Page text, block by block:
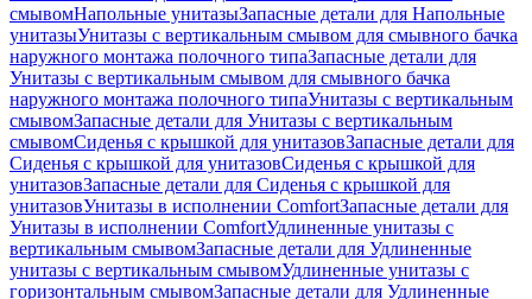
смывомНапольные унитазыЗапасные детали для Напольные
унитазыУнитазы с вертикальным смывом для смывного бачка
наружного монтажа полочного типаЗапасные детали для
Унитазы с вертикальным смывом для смывного бачка
наружного монтажа полочного типаУнитазы с вертикальным
смывомЗапасные детали для Унитазы с вертикальным
смывомСиденья с крышкой для унитазовЗапасные детали для
Сиденья с крышкой для унитазовСиденья с крышкой для
унитазовЗапасные детали для Сиденья с крышкой для
унитазовУнитазы в исполнении ComfortЗапасные детали для
Унитазы в исполнении ComfortУдлиненные унитазы с
вертикальным смывомЗапасные детали для Удлиненные
унитазы с вертикальным смывомУдлиненные унитазы с
горизонтальным смывомЗапасные детали для Удлиненные